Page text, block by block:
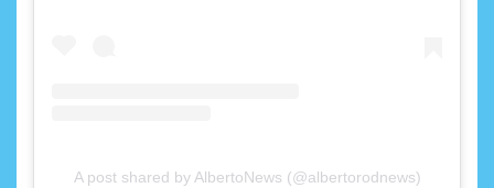
A post shared by AlbertoNews (@albertorodnews)